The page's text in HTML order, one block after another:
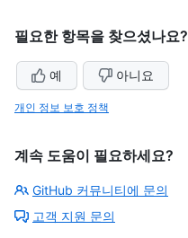
필요한 항목을 찾으셨나요?
예 아니요
개인 정보 보호 정책
계속 도움이 필요하세요?
GitHub 커뮤니티에 문의
고객 지원 문의